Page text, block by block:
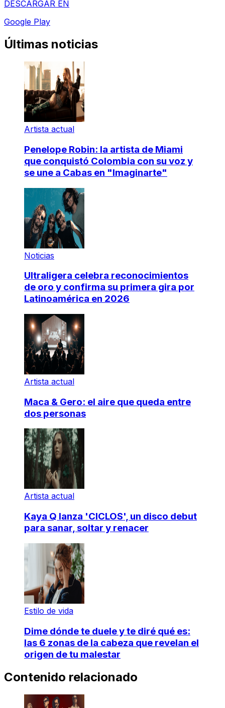
DESCARGAR EN
Google Play
Últimas noticias
Artista actual
Penelope Robin: la artista de Miami
que conquistó Colombia con su voz y
se une a Cabas en "Imaginarte"
Noticias
Ultraligera celebra reconocimientos
de oro y confirma su primera gira por
Latinoamérica en 2026
Artista actual
Maca & Gero: el aire que queda entre
dos personas
Artista actual
Kaya Q lanza 'CICLOS', un disco debut
para sanar, soltar y renacer
Estilo de vida
Dime dónde te duele y te diré qué es:
las 6 zonas de la cabeza que revelan el
origen de tu malestar
Contenido relacionado